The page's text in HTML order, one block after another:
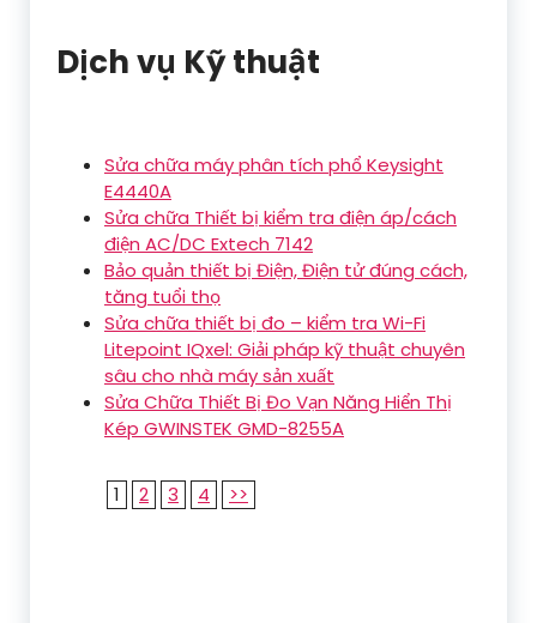
Dịch vụ Kỹ thuật
Sửa chữa máy phân tích phổ Keysight
E4440A
Sửa chữa Thiết bị kiểm tra điện áp/cách
điện AC/DC Extech 7142
Bảo quản thiết bị Điện, Điện tử đúng cách,
tăng tuổi thọ
Sửa chữa thiết bị đo – kiểm tra Wi-Fi
Litepoint IQxel: Giải pháp kỹ thuật chuyên
sâu cho nhà máy sản xuất
Sửa Chữa Thiết Bị Đo Vạn Năng Hiển Thị
Kép GWINSTEK GMD-8255A
1 2 3 4 >>